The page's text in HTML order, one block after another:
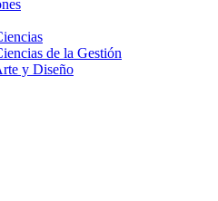
de la Gestión
y Diseño